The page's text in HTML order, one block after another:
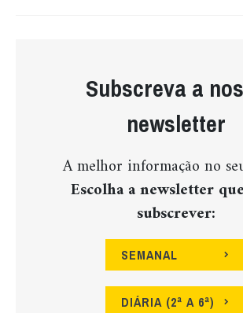
Subscreva a
newsletter
A melhor informação no
Escolha a newsletter
subscrever:
SEMANAL
DIÁRIA (2ª A 6ª)